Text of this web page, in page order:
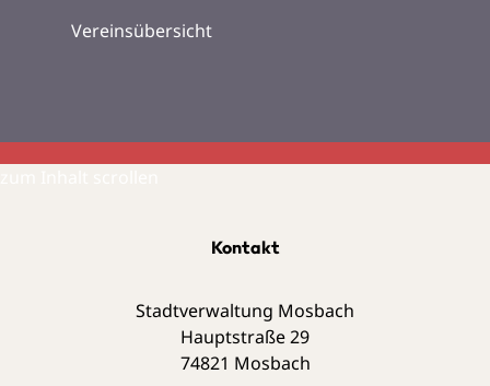
Vereinsübersicht
Kontakt
Stadtverwaltung Mosbach
Hauptstraße 29
74821 Mosbach